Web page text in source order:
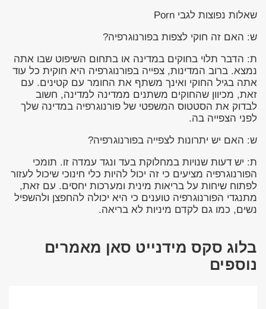
שאלות נפוצות לגבי Porn
ש: האם זה חוקי לצפות בפורנוגרפיה?
ת: הדבר תלוי בחוקים במדינה או בתחום השיפוט שבו אתה
נמצא. ברוב המדינות, צפייה בפורנוגרפיה היא חוקית כל עוד
אתה בגיל החוקי ואינך משתף את החומר עם קטינים. עם
זאת, מכיוון שהחוקים משתנים ממדינה למדינה, חשוב
לבדוק את הסטטוס המשפטי של פורנוגרפיה במדינה שלך
לפני הצפייה בה.
ש: האם יש יתרונות לצפייה בפורנוגרפיה?
ת: יש דעות שנויות במחלוקת בעד ונגד עמדה זו. תומכי
הפורנוגרפיה מציעים כי זה יכול להיות כלי חינוכי שיכול לעזור
לפתוח שיחות על בריאות מינית ומערכות יחסים. עם זאת,
מתנגדי הפורנוגרפיה טוענים כי היא יכולה להחפצן ולהשפיל
נשים, כמו גם לקדם מיניות לא בריאה.
בלוג סקס מידנייט סאן מאמרים
נוספים